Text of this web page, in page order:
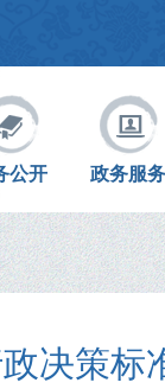
公开 政务服务
决策标